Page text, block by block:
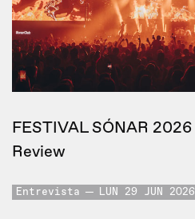
FESTIVAL SÓNAR 2026
Review
Entrevista LUN 29 JUN 2026